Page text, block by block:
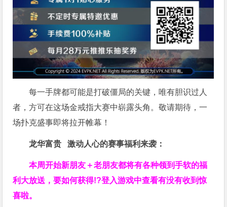
每一手牌都可能是打破僵局的关键，唯有胆识过人
者，方可在这场金戒指大赛中崭露头角。敬请期待，一
场扑克盛事即将拉开帷幕！
龙华富贵 激动人心的赛事福利来袭：
本周开始新朋友＋老朋友都将有各种领到手软的福
利大放送，要如何获得!?登入游戏中查看有没有收到惊
喜啦。